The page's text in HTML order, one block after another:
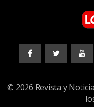
© 2026 Revista y